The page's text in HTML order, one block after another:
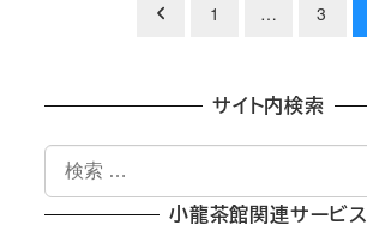
の
ペ
ー
1 … 3
サイト内検索
索
小龍茶館関連サービス